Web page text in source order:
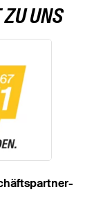
ZU UNS